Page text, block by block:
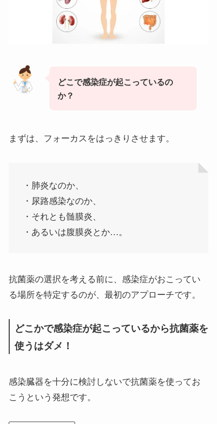
どこで感染症が起こっているの
か？
まずは、フォーカスをはっきりさせます。
・肺炎なのか、
・尿路感染なのか、
・それとも髄膜炎、
・あるいは腹膜炎とか…。
抗菌薬の選択を考える前に、感染症がおこってい
る場所を特定するのが、最初のアプローチです。
どこかで感染症が起こっているから抗菌薬を
使うはダメ！
感染臓器を十分に検討しないで抗菌薬を使ってお
こうという発想です。